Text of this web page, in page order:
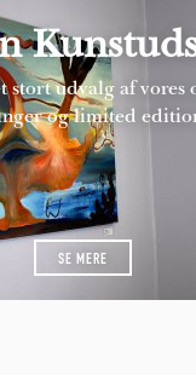
stort udvalg af vores
og limited
SE MERE